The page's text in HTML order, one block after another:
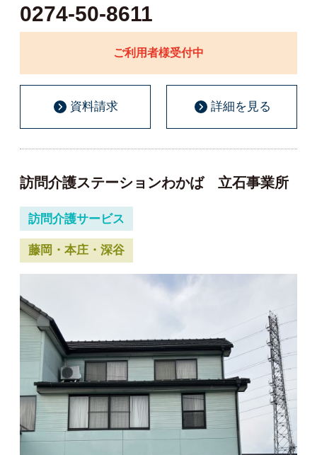
0274-50-8611
ご利用者様受付中
資料請求 詳細を見る
訪問介護ステーションわかば 立石事業所
訪問介護サービス
藤岡・本庄・深谷